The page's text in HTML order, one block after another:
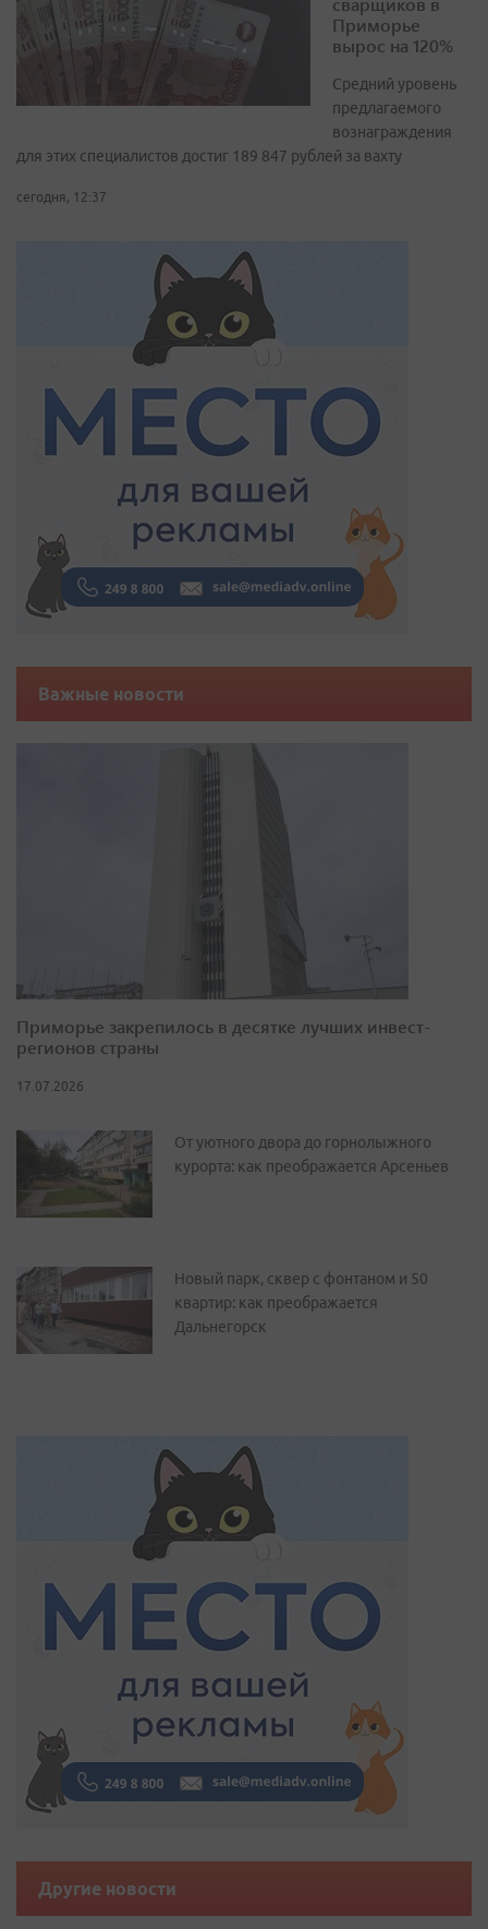
Приморье
вырос на 120%
Средний уровень
предлагаемого
вознаграждения
для этих специалистов достиг 189 847 рублей за вахту
сегодня, 12:37
Важные новости
Приморье закрепилось в десятке лучших инвест-
регионов страны
17.07.2026
От уютного двора до горнолыжного
курорта: как преображается Арсеньев
Новый парк, сквер с фонтаном и 50
квартир: как преображается
Дальнегорск
Другие новости